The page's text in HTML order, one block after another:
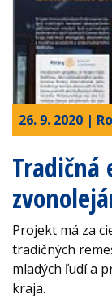
26. 9. 2020 |
Tradičná
Projekt má za
tradičných
mladých ľudí a
kraja.